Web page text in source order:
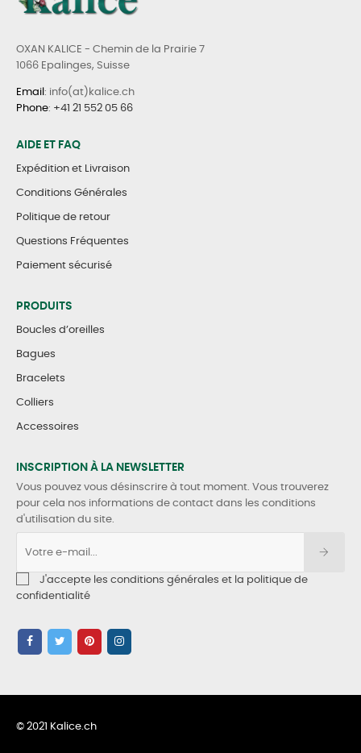
OXAN KALICE - Chemin de la Prairie 7
1066 Epalinges, Suisse
Email : info(at)kalice.ch
Phone: +41 21 552 05 66
AIDE ET FAQ
Expédition et Livraison
Conditions Générales
Politique de retour
Questions Fréquentes
Paiement sécurisé
PRODUITS
Boucles d’oreilles
Bagues
Bracelets
Colliers
Accessoires
INSCRIPTION À LA NEWSLETTER
Vous pouvez vous désinscrire à tout moment. Vous trouverez
pour cela nos informations de contact dans les conditions
d'utilisation du site.
J'accepte les conditions générales et la politique de
confidentialité
© 2021 Kalice.ch